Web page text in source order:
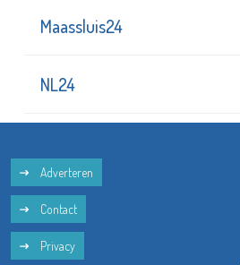
Maassluis24
NL24
Adverteren
Contact
Privacy